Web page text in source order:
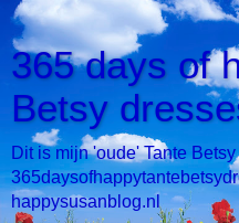
365 days of
Betsy
Dit is mijn 'oude' Tante
happysusanblog.nl